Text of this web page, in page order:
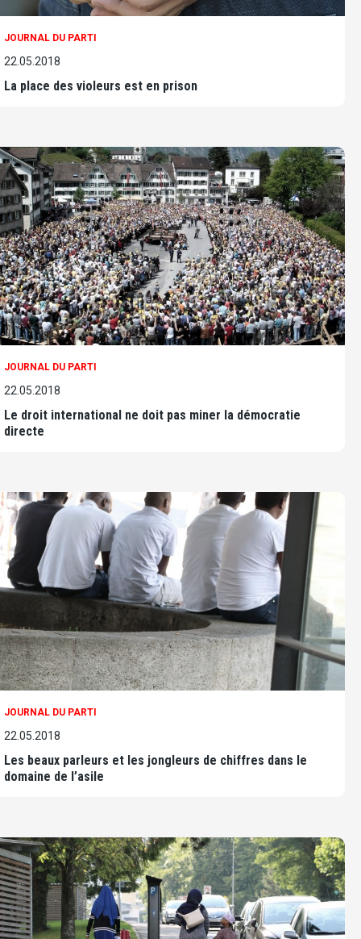
JOURNAL DU PARTI
22.05.2018
La place des violeurs est en prison
JOURNAL DU PARTI
22.05.2018
Le droit international ne doit pas miner la démocratie
directe
JOURNAL DU PARTI
22.05.2018
Les beaux parleurs et les jongleurs de chiffres dans le
domaine de l’asile